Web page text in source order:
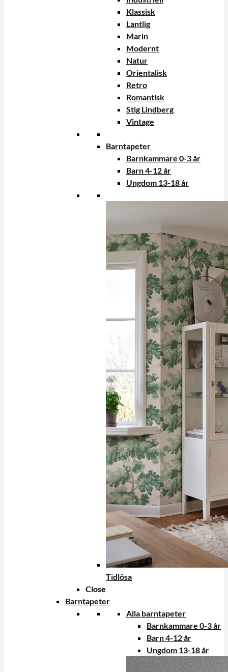
Klassisk
Lantlig
Marin
Modernt
Natur
Orientalisk
Retro
Romantisk
Stig Lindberg
Vintage
Barntapeter
Barnkammare 0-3 år
Barn 4-12 år
Ungdom 13-18 år
Tidlösa
Close
Barntapeter
Alla barntapeter
Barnkammare 0-3 år
Barn 4-12 år
Ungdom 13-18 år